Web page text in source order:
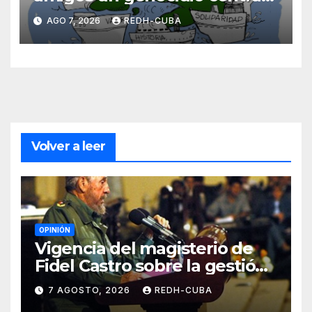
Cuba? Por Hedelberto López
Blanch
AGO 7, 2026 REDH-CUBA
Volver a leer
OPINIÓN
Vigencia del magisterio de
Fidel Castro sobre la gestión
del liderazgo revolucionario.
Por Jorge Luís Guach Estévez
7 AGOSTO, 2026 REDH-CUBA